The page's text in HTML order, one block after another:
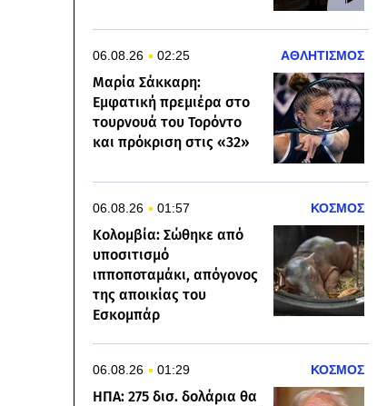
06.08.26 02:25 ΑΘΛΗΤΙΣΜΟΣ
Μαρία Σάκκαρη:
Εμφατική πρεμιέρα στο
τουρνουά του Τορόντο
και πρόκριση στις «32»
06.08.26 01:57 ΚΟΣΜΟΣ
Κολομβία: Σώθηκε από
υποσιτισμό
ιπποποταμάκι, απόγονος
της αποικίας του
Εσκομπάρ
06.08.26 01:29 ΚΟΣΜΟΣ
ΗΠΑ: 275 δισ. δολάρια θα